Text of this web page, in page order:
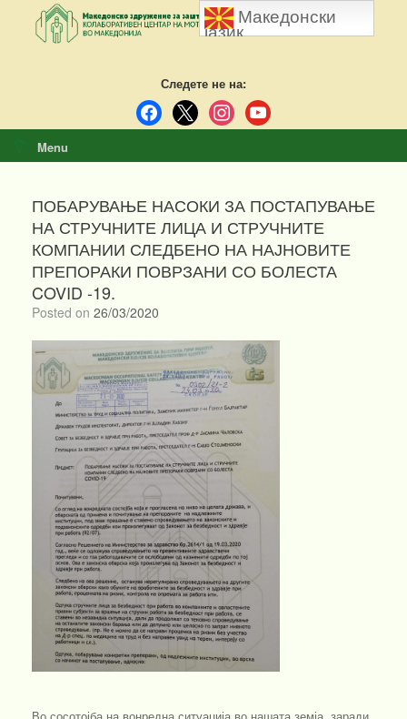
content
Следете не на:
facebook
x instagramyoutube
Menu
ПОБАРУВАЊЕ НАСОКИ ЗА ПОСТАПУВАЊЕ
НА СТРУЧНИТЕ ЛИЦА И СТРУЧНИТЕ
КОМПАНИИ СЛЕДБЕНО НА НАЈНОВИТЕ
ПРЕПОРАКИ ПОВРЗАНИ СО БОЛЕСТА
COVID -19.
Posted on 26/03/2020
Македонски
јазик